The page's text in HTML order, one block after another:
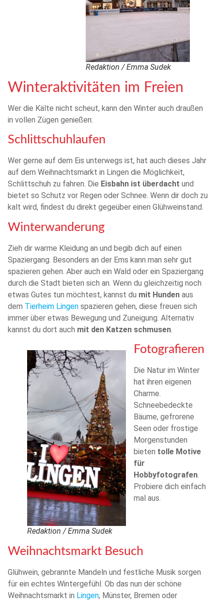
Redaktion / Emma Sudek
Winteraktivitäten im Freien
Wer die Kälte nicht scheut, kann den Winter auch draußen
in vollen Zügen genießen:
Schlittschuhlaufen
Wer gerne auf dem Eis unterwegs ist, hat auch dieses Jahr
auf dem Weihnachtsmarkt in Lingen die Möglichkeit,
Schlittschuh zu fahren. Die Eisbahn ist überdacht und
bietet so Schutz vor Regen oder Schnee. Wenn dir doch zu
kalt wird, findest du direkt gegeüber einen Glühweinstand.
Winterwanderung
Zieh dir warme Kleidung an und begib dich auf einen
Spaziergang. Besonders an der Ems kann man sehr gut
spazieren gehen. Aber auch ein Wald oder ein Spaziergang
durch die Stadt bieten sich an. Wenn du gleichzeitig noch
etwas Gutes tun möchtest, kannst du mit Hunden aus
dem Tierheim Lingen spazieren gehen, diese freuen sich
immer über etwas Bewegung und Zuneigung. Alternativ
kannst du dort auch mit den Katzen schmusen
Redaktion / Emma Sudek
Fotografieren
Die Natur im Winter
hat ihren eigenen
Charme.
Schneebedeckte
Bäume, gefrorene
Seen oder frostige
Morgenstunden
bieten tolle Motive
für
Hobbyfotografen.
Probiere dich einfach
mal aus.
Weihnachtsmarkt Besuch
Glühwein, gebrannte Mandeln und festliche Musik sorgen
für ein echtes Wintergefühl. Ob das nun der schöne
Weihnachtsmarkt in Lingen, Münster, Bremen oder